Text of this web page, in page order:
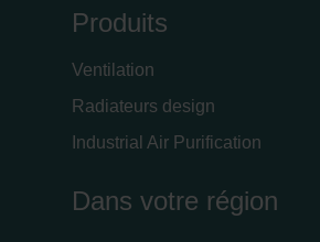
Produits
Ventilation
Radiateurs design
Industrial Air Purification
Dans votre région